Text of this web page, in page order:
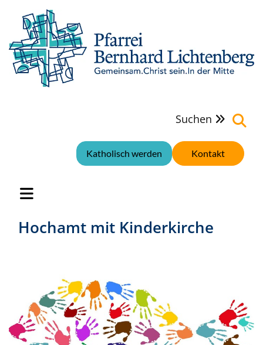
Suchen 
Kontakt
Katholisch werden
Hochamt mit Kinderkirche